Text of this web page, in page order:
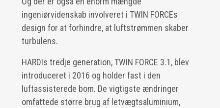
ingeniørvidenskab involveret i TWIN FORCEs
design for at forhindre, at luftstrømmen skaber
turbulens.
HARDIs tredje generation, TWIN FORCE 3.1, blev
introduceret i 2016 og holder fast i den
luftassisterede bom. De vigtigste ændringer
omfattede større brug af letvægtsaluminium,